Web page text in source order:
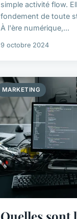
simple activité flow.
fondement de toute
À l'ère numérique,...
9 octobre 2024
MARKETING